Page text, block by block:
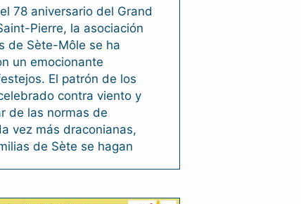
78 aniversario del Grand
Pierre, la asociación
de Sète-Môle se ha
un emocionante
El patrón de los
contra viento y
de las normas de
vez más draconianas,
de Sète se hagan